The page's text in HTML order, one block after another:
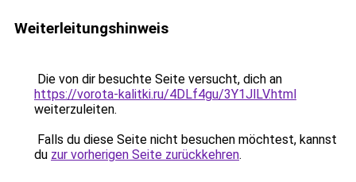
Weiterleitungshinweis
Die von dir besuchte Seite versucht, dich an
https://vorota-kalitki.ru/4DLf4gu/3Y1JlLV.html
weiterzuleiten.
Falls du diese Seite nicht besuchen möchtest, kannst
du zur vorherigen Seite zurückkehren.